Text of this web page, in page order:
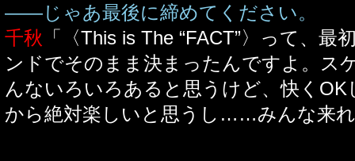
――じゃあ最後に締めてください。
千秋 「〈This is The “FACT”〉って、最
ンドでそのまま決まったんですよ。ス
んないろいろあると思うけど、快く
から絶対楽しいと思うし……みんな来